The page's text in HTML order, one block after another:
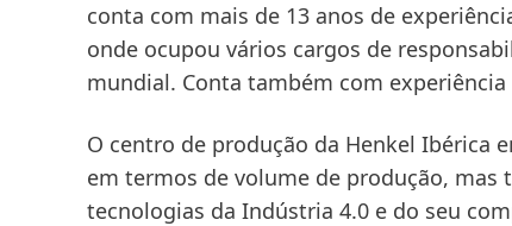
conta com mais de 13 anos de
onde ocupou vários cargos de
mundial. Conta também com
O centro de produção da Henkel Ibérica
em termos de volume de produção,
tecnologias da Indústria 4.0 e do seu